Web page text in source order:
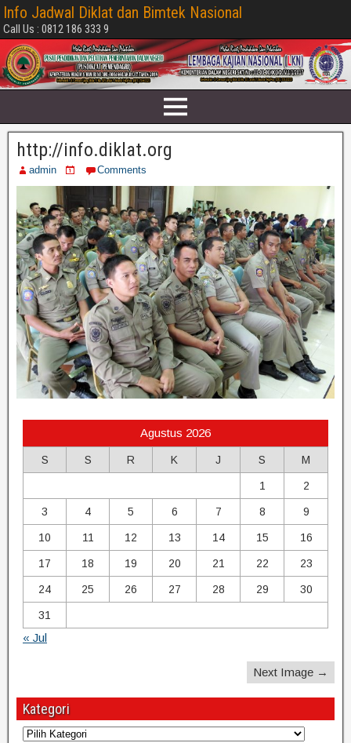
Info Jadwal Diklat dan Bimtek Nasional
Call Us : 0812 186 333 9
http://info.diklat.org
admin Comments
Agustus 2026
S S R K J S M
1 2
3 4 5 6 7 8 9
10 11 12 13 14 15 16
17 18 19 20 21 22 23
24 25 26 27 28 29 30
31
« Jul
Next Image →
Kategori